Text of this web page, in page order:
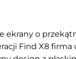
ekrany o
Find X8 firma